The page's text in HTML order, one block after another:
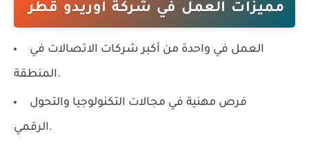
مميزات العمل في شركة أوريدو قطر
العمل في واحدة من أكبر شركات الاتصالات في
المنطقة.
فرص مهنية في مجالات التكنولوجيا والتحول
الرقمي.